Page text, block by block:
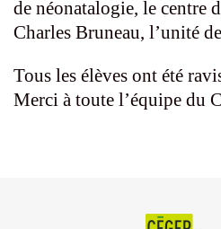
de néonatalogie, le centre
Charles Bruneau, l’unité
Tous les élèves ont été
Merci à toute l’équipe du